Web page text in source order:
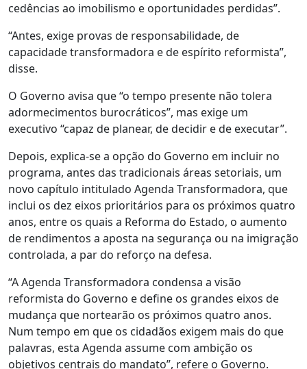
cedências ao imobilismo e oportunidades perdidas”.
“Antes, exige provas de responsabilidade, de
capacidade transformadora e de espírito reformista”,
disse.
O Governo avisa que “o tempo presente não tolera
adormecimentos burocráticos”, mas exige um
executivo “capaz de planear, de decidir e de executar”.
Depois, explica-se a opção do Governo em incluir no
programa, antes das tradicionais áreas setoriais, um
novo capítulo intitulado Agenda Transformadora, que
inclui os dez eixos prioritários para os próximos quatro
anos, entre os quais a Reforma do Estado, o aumento
de rendimentos a aposta na segurança ou na imigração
controlada, a par do reforço na defesa.
“A Agenda Transformadora condensa a visão
reformista do Governo e define os grandes eixos de
mudança que nortearão os próximos quatro anos.
Num tempo em que os cidadãos exigem mais do que
palavras, esta Agenda assume com ambição os
objetivos centrais do mandato”, refere o Governo.